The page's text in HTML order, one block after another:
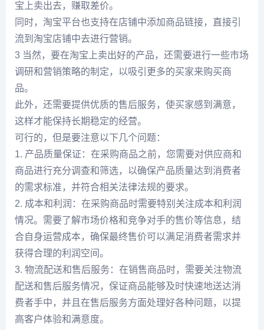
宝上卖出去，赚取差价。
同时，淘宝平台也支持在店铺中添加商品链接，直接引
流到淘宝店铺中去进行营销。
3 当然，要在淘宝上卖出好的产品，还需要进行一些市场
调研和营销策略的制定，以吸引更多的买家来购买商
品。
此外，还需要提供优质的售后服务，使买家感到满意，
这样才能保持长期稳定的经营。
可行的，但是要注意以下几个问题：
1. 产品质量保证：在采购商品之前，您需要对供应商和
商品进行充分调查和筛选，以确保产品质量达到消费者
的需求标准，并符合相关法律法规的要求。
2. 成本和利润：在采购商品时需要特别关注成本和利润
情况。需要了解市场价格和竞争对手的售价等信息，结
合自身运营成本，确保最终售价可以满足消费者需求并
获得合理的利润空间。
3. 物流配送和售后服务：在销售商品时，需要关注物流
配送和售后服务情况，保证商品能够及时快速地送达消
费者手中，并且在售后服务方面处理好各种问题，以提
高客户体验和满意度。